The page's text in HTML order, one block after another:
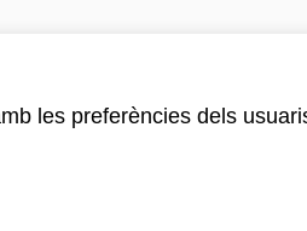
les preferències dels